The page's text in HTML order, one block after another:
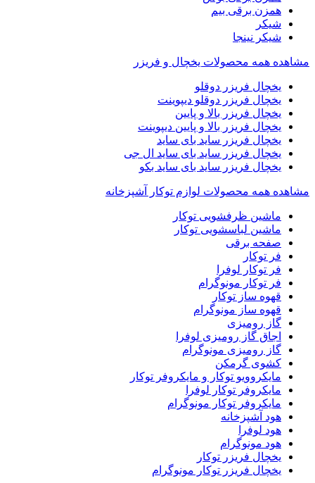
همزن برقی بیم
شیکر
شیکر نینجا
مشاهده همه محصولات یخچال و فریزر
یخچال فریزر دوقلو
یخچال فریزر دوقلو دیپوینت
یخچال فریزر بالا و پایین
یخچال فریزر بالا و پایین دیپوینت
یخچال فریزر ساید بای ساید
یخچال فریزر ساید بای ساید ال جی
یخچال فریزر ساید بای ساید بکو
مشاهده همه محصولات لوازم توکار آشپزخانه
ماشین ظرفشویی توکار
ماشین لباسشویی توکار
صفحه برقی
فر توکار
فر توکار لوفرا
فر توکار مونوگرام
قهوه ساز توکار
قهوه ساز مونوگرام
گاز رومیزی
اجاق گاز رومیزی لوفرا
گاز رومیزی مونوگرام
کشوی گرمکن
مایکروویو توکار و مایکروفر توکار
مایکروفر توکار لوفرا
مایکروفر توکار مونوگرام
هود آشپزخانه
هود لوفرا
هود مونوگرام
یخچال فریزر توکار
یخچال فریزر توکار مونوگرام